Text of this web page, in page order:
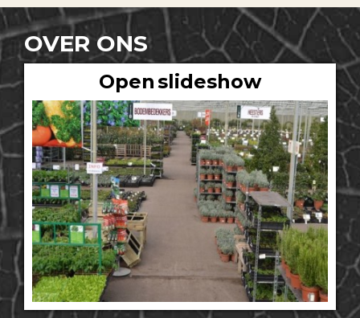
OVER ONS
Open slideshow